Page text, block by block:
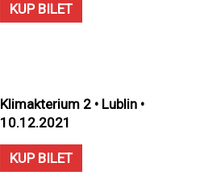
KUP BILET
Klimakterium 2 • Lublin •
10.12.2021
KUP BILET